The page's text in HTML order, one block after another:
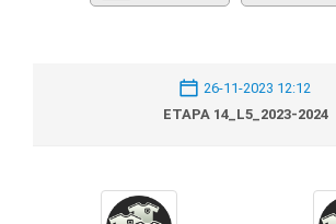
26-11-2023 12:12
ETAPA 14_L5_2023-2024